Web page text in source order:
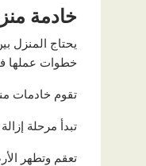
خادمة
يحتاج المنزل
خطوات عملها
تقوم خادمات
تبدأ مرحلة
تعقم وتطهر